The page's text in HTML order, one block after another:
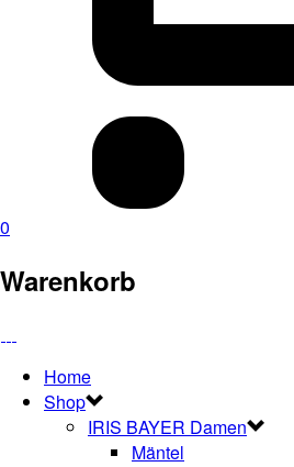
0
Warenkorb
Home
Shop
IRIS BAYER Damen
Mäntel